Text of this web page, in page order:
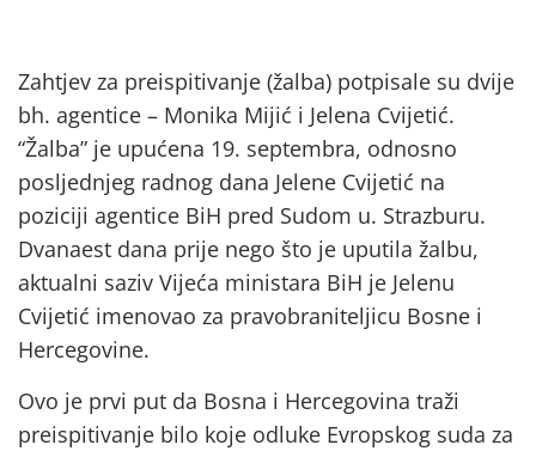
Zahtjev za preispitivanje (žalba) potpisale su dvije
bh. agentice – Monika Mijić i Jelena Cvijetić.
“Žalba” je upućena 19. septembra, odnosno
posljednjeg radnog dana Jelene Cvijetić na
poziciji agentice BiH pred Sudom u. Strazburu.
Dvanaest dana prije nego što je uputila žalbu,
aktualni saziv Vijeća ministara BiH je Jelenu
Cvijetić imenovao za pravobraniteljicu Bosne i
Hercegovine.
Ovo je prvi put da Bosna i Hercegovina traži
preispitivanje bilo koje odluke Evropskog suda za